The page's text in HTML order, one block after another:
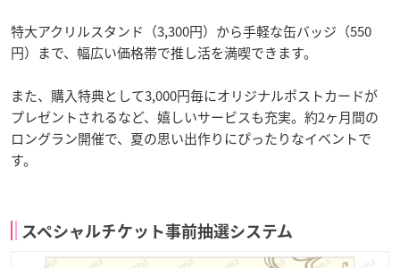
特大アクリルスタンド（3,300円）から手軽な缶バッジ（550
円）まで、幅広い価格帯で推し活を満喫できます。
また、購入特典として3,000円毎にオリジナルポストカードが
プレゼントされるなど、嬉しいサービスも充実。約2ヶ月間の
ロングラン開催で、夏の思い出作りにぴったりなイベントで
す。
スペシャルチケット事前抽選システム